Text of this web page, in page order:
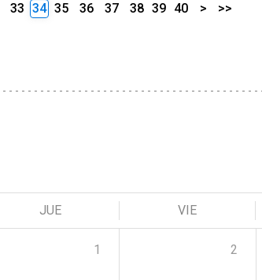
33 34 35 36 37 38 39 40 > >>
JUE VIE
1 2